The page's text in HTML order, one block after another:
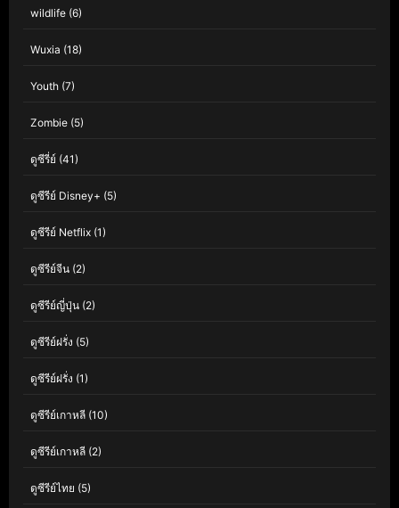
wildlife (6)
Wuxia (18)
Youth (7)
Zombie (5)
ดูซีรี่ย์ (41)
ดูซีรีย์ Disney+ (5)
ดูซีรีย์ Netflix (1)
ดูซีรีย์จีน (2)
ดูซีรีย์ญี่ปุ่น (2)
ดูซีรีย์ฝรั่ง (5)
ดูซีรีย์ฝรั่ง (1)
ดูซีรีย์เกาหลี (10)
ดูซีรีย์เกาหลี (2)
ดูซีรีย์ไทย (5)